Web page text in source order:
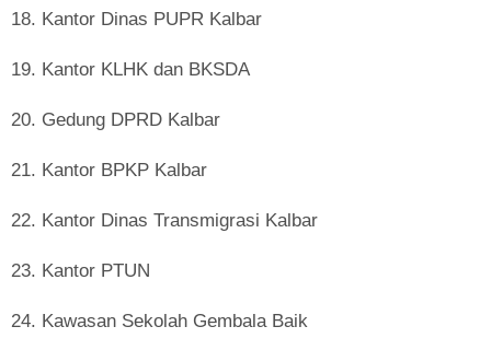
18. Kantor Dinas PUPR Kalbar
19. Kantor KLHK dan BKSDA
20. Gedung DPRD Kalbar
21. Kantor BPKP Kalbar
22. Kantor Dinas Transmigrasi Kalbar
23. Kantor PTUN
24. Kawasan Sekolah Gembala Baik